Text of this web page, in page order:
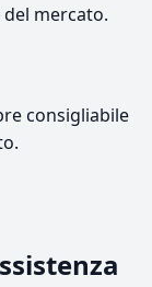
mercato.
consigliabile